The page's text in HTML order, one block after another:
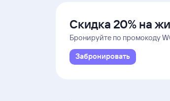
Скидка 20% на
и Даламане
Бронируйте по промокоду
Забронировать